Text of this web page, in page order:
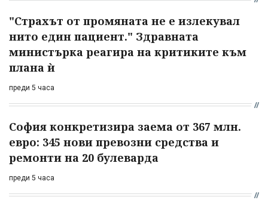
"Страхът от промяната не е излекувал
нито един пациент." Здравната
министърка реагира на критиките към
плана ѝ
преди 5 часа
София конкретизира заема от 367 млн.
евро: 345 нови превозни средства и
ремонти на 20 булеварда
преди 5 часа